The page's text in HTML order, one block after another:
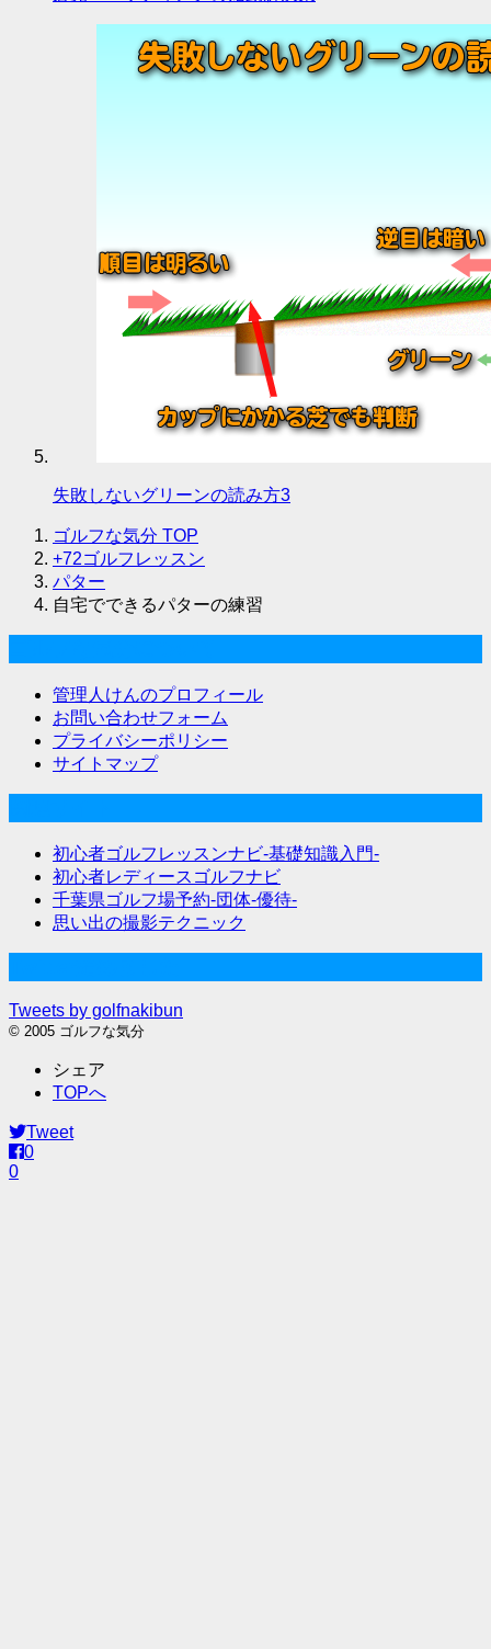
失敗しないグリーンの読み方3
ゴルフな気分 TOP
+72ゴルフレッスン
パター
自宅でできるパターの練習
管理人けんのプロフィール
お問い合わせフォーム
プライバシーポリシー
サイトマップ
初心者ゴルフレッスンナビ-基礎知識入門-
初心者レディースゴルフナビ
千葉県ゴルフ場予約-団体-優待-
思い出の撮影テクニック
Tweets by golfnakibun
© 2005 ゴルフな気分
シェア
TOPへ
Tweet
0
0